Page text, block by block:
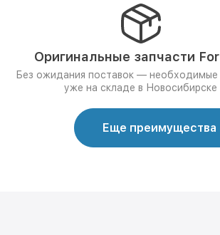
Оригинальные запчасти
Без ожидания поставок — необходимые
уже на складе в Новосибирске
Еще преимущества